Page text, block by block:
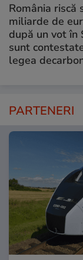
România riscă
miliarde de
după un vot în
sunt
legea
PARTENERI